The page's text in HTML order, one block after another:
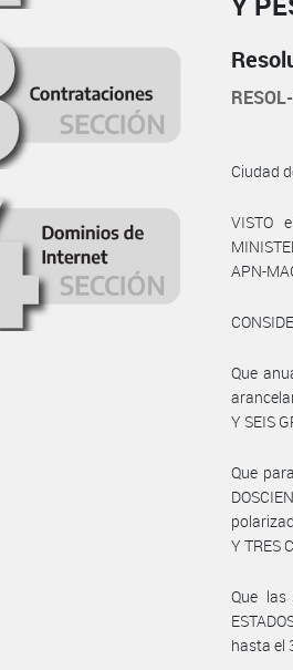
Ciudad
VISTO
APN-
Que
Y SEIS
Que
Y TRES
Que
hasta el